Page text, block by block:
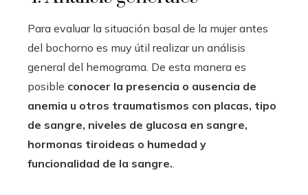
Para evaluar la situación basal de la mujer antes
del bochorno es muy útil realizar un análisis
general del hemograma. De esta manera es
posible conocer la presencia o ausencia de
anemia u otros traumatismos con placas, tipo
de sangre, niveles de glucosa en sangre,
hormonas tiroideas o humedad y
funcionalidad de la sangre.